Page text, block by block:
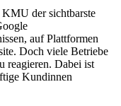
der sichtbarste
auf Plattformen
Doch viele Betriebe
reagieren. Dabei ist
Kundinnen